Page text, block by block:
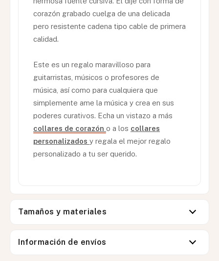
corazón grabado cuelga de una delicada
pero resistente cadena tipo cable de primera
calidad.
Este es un regalo maravilloso para
guitarristas, músicos o profesores de
música, así como para cualquiera que
simplemente ame la música y crea en sus
poderes curativos. Echa un vistazo a más
collares de corazón o a los collares
personalizados y regala el mejor regalo
personalizado a tu ser querido.
Tamaños y materiales
Información de envíos